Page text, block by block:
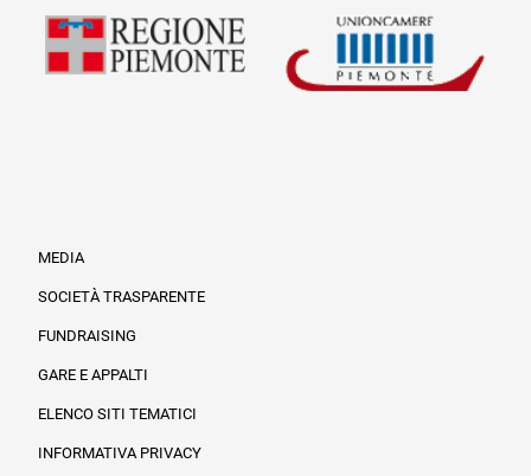
MEDIA
SOCIETÀ TRASPARENTE
FUNDRAISING
GARE E APPALTI
ELENCO SITI TEMATICI
INFORMATIVA PRIVACY